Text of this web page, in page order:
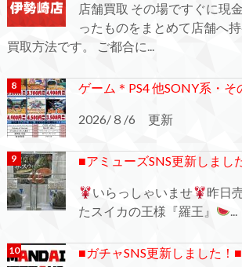
店舗買取 その場ですぐに現
ったものをまとめて店舗へ
買取方法です。 ご都合に...
ゲーム＊PS4 他SONY系・そ
2026/８/6 更新
■アミューズSNS更新しまし
いらっしゃいませ
昨日
たスイカの王様『羅王』
...
■ガチャSNS更新しました！■